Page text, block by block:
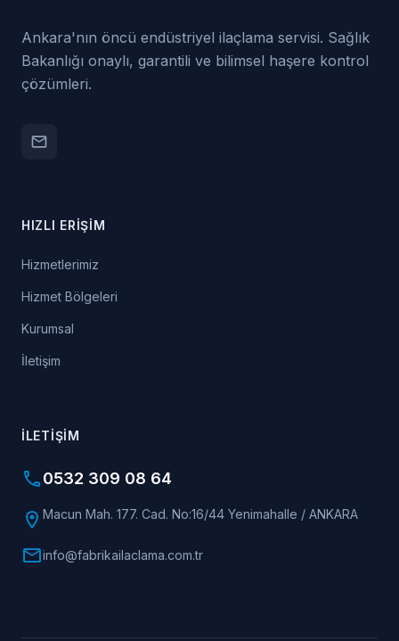
Ankara'nın öncü endüstriyel ilaçlama servisi. Sağlık
Bakanlığı onaylı, garantili ve bilimsel haşere kontrol
çözümleri.
email
HIZLI ERIŞIM
Hizmetlerimiz
Hizmet Bölgeleri
Kurumsal
İletişim
İLETIŞIM
phone0532 309 08 64
location_on Macun Mah. 177. Cad. No:16/44 Yenimahalle / ANKARA
mailinfo@fabrikailaclama.com.tr